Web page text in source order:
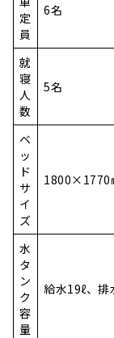
定
員
6名
就
寝
人
数
5名
ベ
ッ
ド
サ
イ
ズ
1800×1770
水
タ
ン
ク
容
量
給水19ℓ、排